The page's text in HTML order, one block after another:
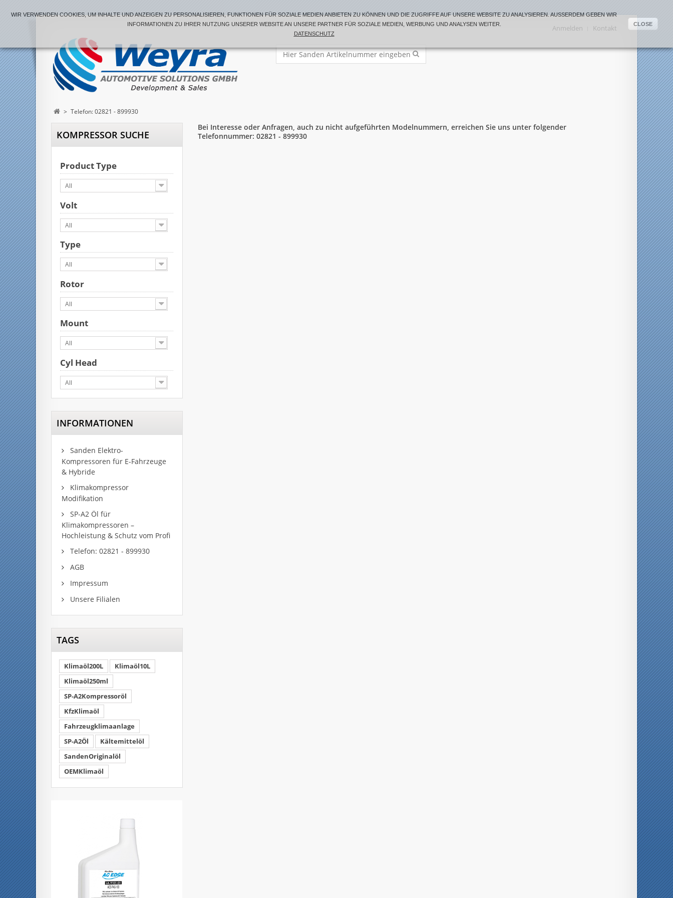
Kontakt
Anmelden
> Telefon: 02821 - 899930
KOMPRESSOR SUCHE
Product Type
All
Volt
All
Type
All
Rotor
All
Mount
All
Cyl Head
All
INFORMATIONEN
Sanden Elektro-
Kompressoren für E-Fahrzeuge
& Hybride
Klimakompressor
Modifikation
SP-A2 Öl für
Klimakompressoren –
Hochleistung & Schutz vom Profi
Telefon: 02821 - 899930
AGB
Impressum
Unsere Filialen
TAGS
Klimaöl200L
Klimaöl10L
Klimaöl250ml
SP-A2Kompressoröl
KfzKlimaöl
Fahrzeugklimaanlage
SP-A2Öl
Kältemittelöl
SandenOriginalöl
OEMKlimaöl
Bei Interesse oder Anfragen, auch zu nicht aufgeführten Modelnummern, erreichen Sie uns unter folgender
Telefonnummer: 02821 - 899930
WIR VERWENDEN COOKIES, UM INHALTE UND ANZEIGEN ZU PERSONALISIEREN, FUNKTIONEN FÜR SOZIALE MEDIEN ANBIETEN ZU KÖNNEN UND DIE ZUGRIFFE AUF UNSERE WEBSITE ZU ANALYSIEREN. AUSSERDEM GEBEN WIR I
NFORMATIONEN ZU IHRER NUTZUNG UNSERER WEBSITE AN UNSERE PARTNER FÜR SOZIALE MEDIEN, WERBUNG UND ANALYSEN WEITER.
DATENSCHUTZ
CLOSE